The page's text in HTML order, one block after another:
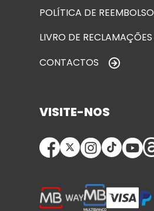
POLÍTICA DE REEMBOLSO
LIVRO DE RECLAMAÇÕES
CONTACTOS
VISITE-NOS